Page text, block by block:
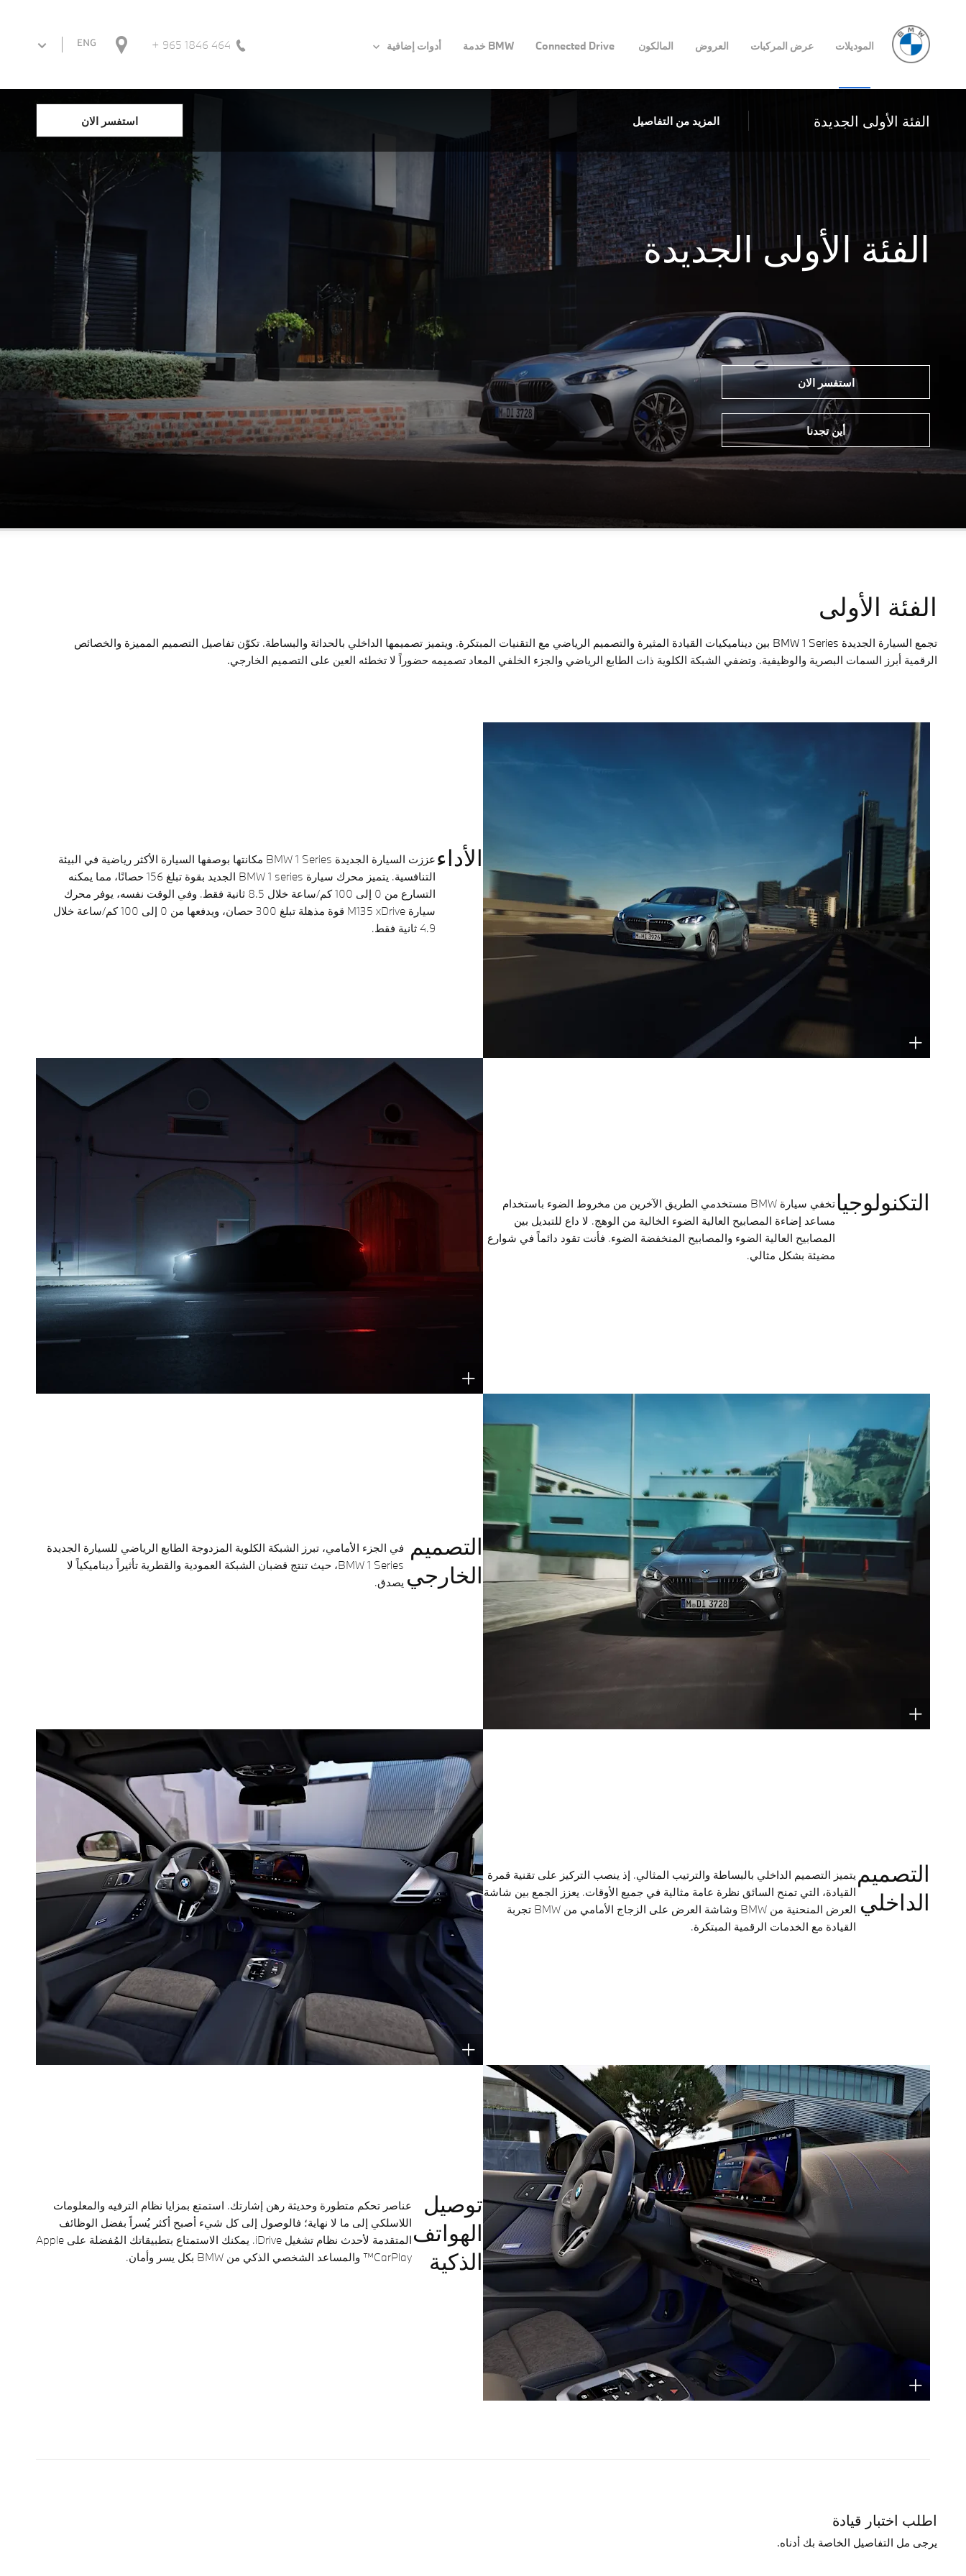
الموديلات عرض المركبات العروض المالكون Connected Drive BMW خدمة أدوات إضافية 464 1846 965 +
ENG
الفئة الأولى الجديدة المزيد من التفاصيل استفسر الان
الفئة الأولى الجديدة
استفسر الان
أين تجدنا
الفئة الأولى
تجمع السيارة الجديدة BMW 1 Series بين ديناميكيات القيادة المثيرة والتصميم الرياضي مع التقنيات المبتكرة. ويتميز تصميمها الداخلي بالحداثة والبساطة. تكوّن تفاصيل التصميم المميزة والخصائص
الرقمية أبرز السمات البصرية والوظيفية. وتضفي الشبكة الكلوية ذات الطابع الرياضي والجزء الخلفي المعاد تصميمه حضوراً لا تخطئه العين على التصميم الخارجي.
الأداء
عززت السيارة الجديدة BMW 1 Series مكانتها بوصفها السيارة الأكثر رياضية في البيئة
التنافسية. يتميز محرك سيارة BMW 1 series الجديد بقوة تبلغ 156 حصانًا، مما يمكنه
التسارع من 0 إلى 100 كم/ساعة خلال 8.5 ثانية فقط. وفي الوقت نفسه، يوفر محرك
سيارة M135 xDrive قوة مذهلة تبلغ 300 حصان، ويدفعها من 0 إلى 100 كم/ساعة خلال
4.9 ثانية فقط.
التكنولوجيا
تخفي سيارة BMW مستخدمي الطريق الآخرين من مخروط الضوء باستخدام
مساعد إضاءة المصابيح العالية الضوء الخالية من الوهج. لا داع للتبديل بين
المصابيح العالية الضوء والمصابيح المنخفضة الضوء. فأنت تقود دائماً في شوارع
مضيئة بشكل مثالي.
التصميم
الخارجي
في الجزء الأمامي، تبرز الشبكة الكلوية المزدوجة الطابع الرياضي للسيارة الجديدة
BMW 1 Series، حيث تنتج قضبان الشبكة العمودية والقطرية تأثيراً ديناميكياً لا
يصدق.
التصميم
الداخلي
يتميز التصميم الداخلي بالبساطة والترتيب المثالي. إذ ينصب التركيز على تقنية قمرة
القيادة، التي تمنح السائق نظرة عامة مثالية في جميع الأوقات. يعزز الجمع بين شاشة
العرض المنحنية من BMW وشاشة العرض على الزجاج الأمامي من BMW تجربة
القيادة مع الخدمات الرقمية المبتكرة.
توصيل
الهواتف
الذكية
عناصر تحكم متطورة وحديثة رهن إشارتك. استمتع بمزايا نظام الترفيه والمعلومات
اللاسلكي إلى ما لا نهاية؛ فالوصول إلى كل شيء أصبح أكثر يُسراً بفضل الوظائف
المتقدمة لأحدث نظام تشغيل iDrive. يمكنك الاستمتاع بتطبيقاتك المُفضلة على Apple
CarPlay™ والمساعد الشخصي الذكي من BMW بكل يسر وأمان.
اطلب اختبار قيادة
يرجى مل التفاصيل الخاصة بك أدناه.